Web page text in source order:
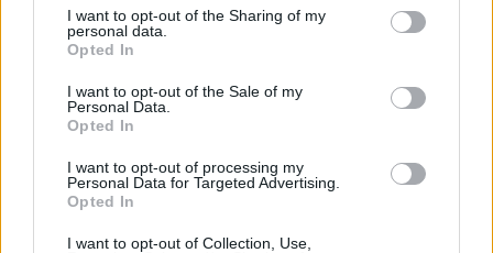
I want to opt-out of the Sharing of my
personal data.
Opted In
I want to opt-out of the Sale of my
Personal Data.
Opted In
I want to opt-out of processing my
Personal Data for Targeted Advertising.
Opted In
I want to opt-out of Collection, Use,
Aftonbladet debatt.
”Det kan exempelvis handla om tonårsbarn som
är rimligt att kräva att en förälder som känner till
att barnet är inblandad i sådan brottslighet
agerar för att stoppa det”, skriver de i
debattartikeln.
57 personer har nu bekräftats döda